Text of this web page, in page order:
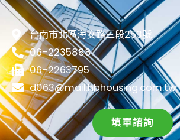
台南市北區海安路三段253號
06-2235888
06-2263795
d063@mail.hbhousing.com.tw
填單諮詢